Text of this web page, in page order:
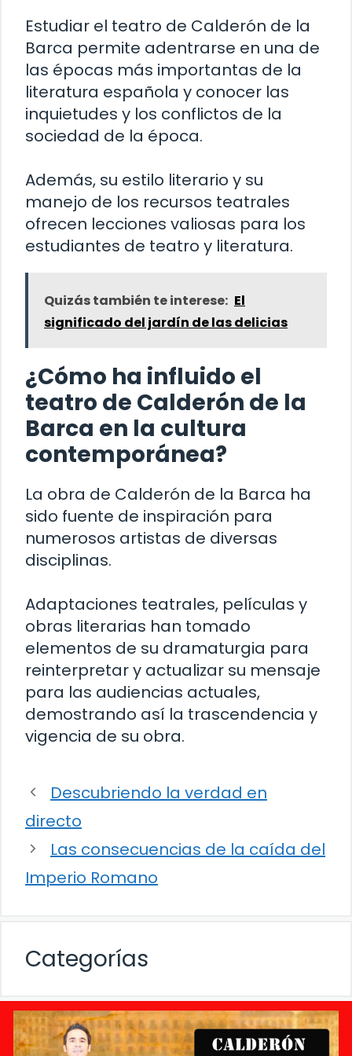
Estudiar el teatro de Calderón de la
Barca permite adentrarse en una de
las épocas más importantas de la
literatura española y conocer las
inquietudes y los conflictos de la
sociedad de la época.
Además, su estilo literario y su
manejo de los recursos teatrales
ofrecen lecciones valiosas para los
estudiantes de teatro y literatura.
Quizás también te interese: El
significado del jardín de las delicias
¿Cómo ha influido el
teatro de Calderón de la
Barca en la cultura
contemporánea?
La obra de Calderón de la Barca ha
sido fuente de inspiración para
numerosos artistas de diversas
disciplinas.
Adaptaciones teatrales, películas y
obras literarias han tomado
elementos de su dramaturgia para
reinterpretar y actualizar su mensaje
para las audiencias actuales,
demostrando así la trascendencia y
vigencia de su obra.
Descubriendo la verdad en
directo
Las consecuencias de la caída del
Imperio Romano
Categorías